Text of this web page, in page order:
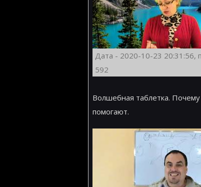
Дата - 2020-10-23 20:31:56,
592
Волшебная таблетка. Почему
помогают.